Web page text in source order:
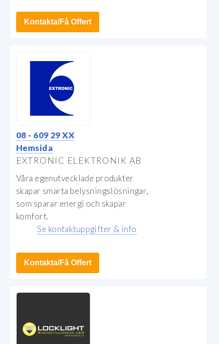
Kontakta/Få Offert
08 - 609 29 XX
Hemsida
EXTRONIC ELEKTRONIK AB
Våra egenutvecklade produkter
skapar smarta belysningslösningar,
som sparar energi och skapar
komfort.
Se kontaktuppgifter & info
Kontakta/Få Offert